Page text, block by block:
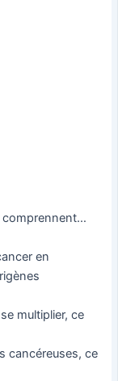
comprennent…
en
multiplier, ce
cancéreuses, ce